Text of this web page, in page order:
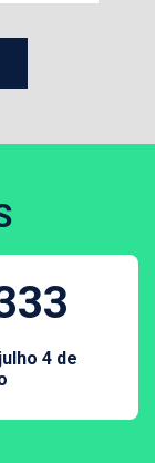
4 de